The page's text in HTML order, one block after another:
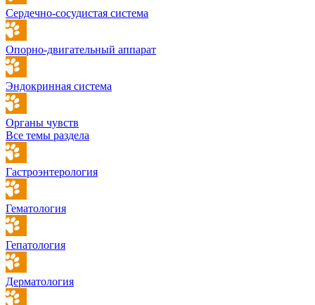
Сердечно-сосудистая система
Опорно-двигательный аппарат
Эндокринная система
Органы чувств
Все темы раздела
Гастроэнтерология
Гематология
Гепатология
Дерматология